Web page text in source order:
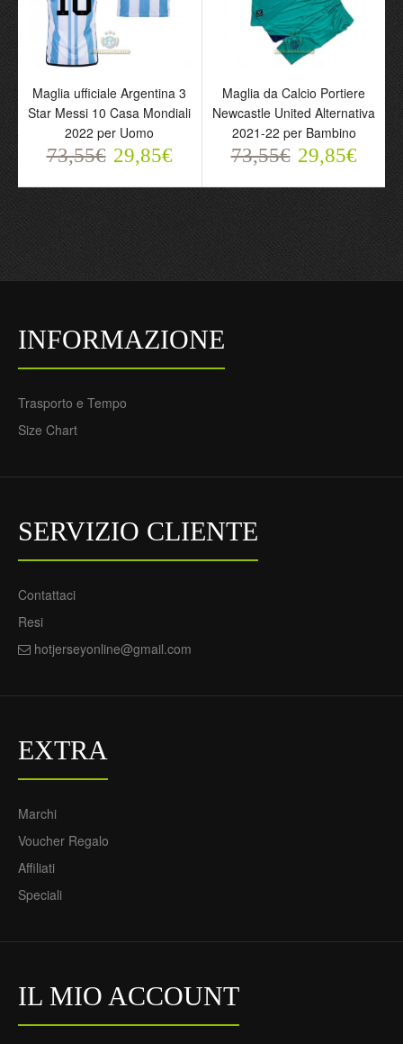
Maglia ufficiale Argentina 3
Star Messi 10 Casa Mondiali
2022 per Uomo
73,55€ 29,85€
Maglia da Calcio Portiere
Newcastle United Alternativa
2021-22 per Bambino
73,55€ 29,85€
INFORMAZIONE
Trasporto e Tempo
Size Chart
SERVIZIO CLIENTE
Contattaci
Resi
hotjerseyonline@gmail.com
EXTRA
Marchi
Voucher Regalo
Affiliati
Speciali
IL MIO ACCOUNT